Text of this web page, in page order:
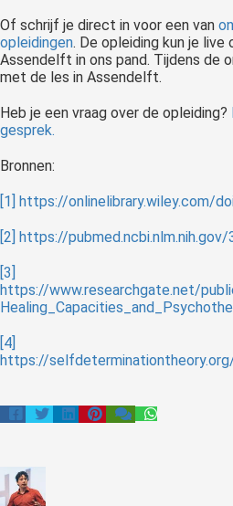
Of schrijf je direct in voor een van
opleidingen. De opleiding kun je live
Assendelft in ons pand. Tijdens de
met de les in Assendelft.
Heb je een vraag over de opleiding?
gesprek.
Bronnen:
[1] https://onlinelibrary.wiley.com/
[2] https://
[3]
https://www.researchgate.net/
[4]
https://